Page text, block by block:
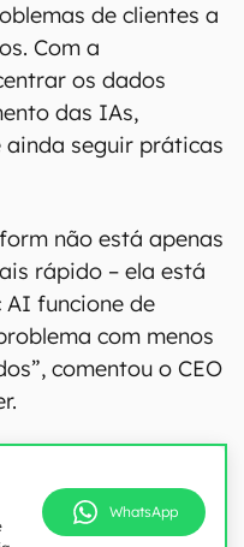
de clientes a
Com a
os dados
das IAs,
seguir práticas
não está apenas
rápido – ela está
AI funcione de
com menos
comentou o CEO
WhatsApp